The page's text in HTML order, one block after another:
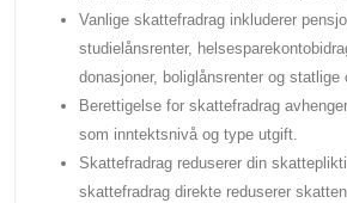
Vanlige skattefradrag inkluderer
studielånsrenter,
donasjoner, boliglånsrenter og statlige
Berettigelse for skattefradrag
som inntektsnivå og type utgift.
Skattefradrag reduserer din
skattefradrag direkte reduserer